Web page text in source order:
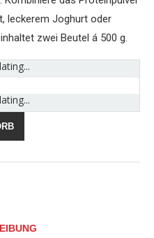
leckerem Joghurt oder
zwei Beutel á 500 g.